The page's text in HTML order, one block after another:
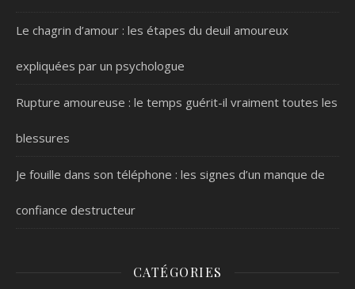
Le chagrin d’amour : les étapes du deuil amoureux
expliquées par un psychologue
Rupture amoureuse : le temps guérit-il vraiment toutes les
blessures
Je fouille dans son téléphone : les signes d’un manque de
confiance destructeur
CATÉGORIES